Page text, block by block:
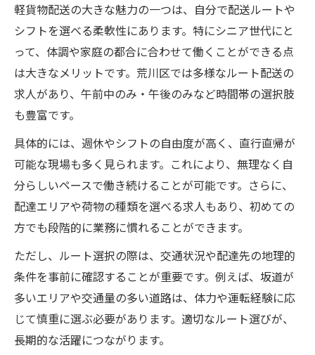
軽貨物配送の大きな魅力の一つは、自分で配送ルートや
シフトを選べる柔軟性にあります。特にシニア世代にと
って、体調や家庭の都合に合わせて働くことができる点
は大きなメリットです。荒川区では多様なルート配送の
求人があり、午前中のみ・午後のみなど時間帯の選択肢
も豊富です。
具体的には、週休やシフトの自由度が高く、直行直帰が
可能な現場も多く見られます。これにより、無理なく自
分らしいペースで働き続けることが可能です。さらに、
配達エリアや荷物の種類を選べる求人もあり、初めての
方でも段階的に業務に慣れることができます。
ただし、ルート選択の際は、交通状況や配達先の地理的
条件を事前に確認することが重要です。例えば、坂道が
多いエリアや交通量の多い道路は、体力や運転経験に応
じて慎重に選ぶ必要があります。適切なルート選びが、
長期的な活躍につながります。